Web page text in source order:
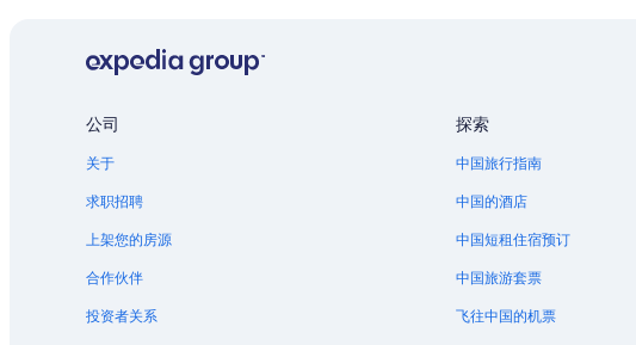
公司
关于
求职招聘
上架您的房源
合作伙伴
投资者关系
探索
中国旅行指南
中国的酒店
中国短租住宿预订
中国旅游套票
飞往中国的机票